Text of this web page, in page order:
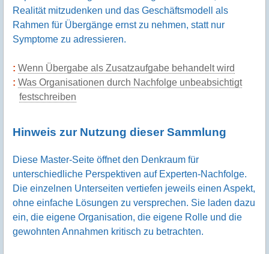
Realität mitzudenken und das Geschäftsmodell als
Rahmen für Übergänge ernst zu nehmen, statt nur
Symptome zu adressieren.
Wenn Übergabe als Zusatzaufgabe behandelt wird
Was Organisationen durch Nachfolge unbeabsichtigt
festschreiben
Hinweis zur Nutzung dieser Sammlung
Diese Master-Seite öffnet den Denkraum für
unterschiedliche Perspektiven auf Experten-Nachfolge.
Die einzelnen Unterseiten vertiefen jeweils einen Aspekt,
ohne einfache Lösungen zu versprechen. Sie laden dazu
ein, die eigene Organisation, die eigene Rolle und die
gewohnten Annahmen kritisch zu betrachten.